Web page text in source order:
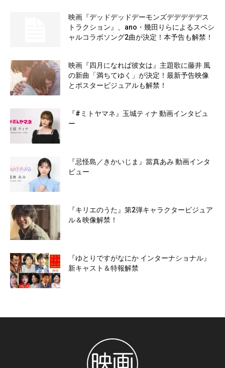
映画『デッドデッドデーモンズデデデデデス
トラクション』、ano・幾田りらによるスペシ
ャルコラボソング2曲が決定！本予告も解禁！
映画『四月になれば彼女は』主題歌に藤井 風
の新曲「満ちてゆく」が決定！最新予告映像
とポスタービジュアルも解禁！
『#ミトヤマネ』玉城ティナ 動画インタビュ
ー
『忌怪島／きかいじま』當真あみ 動画インタ
ビュー
『キリエのうた』第2弾キャラクタービジュア
ル＆映像解禁！
『ゆとりですがなにか インターナショナル』
新キャスト＆特報解禁